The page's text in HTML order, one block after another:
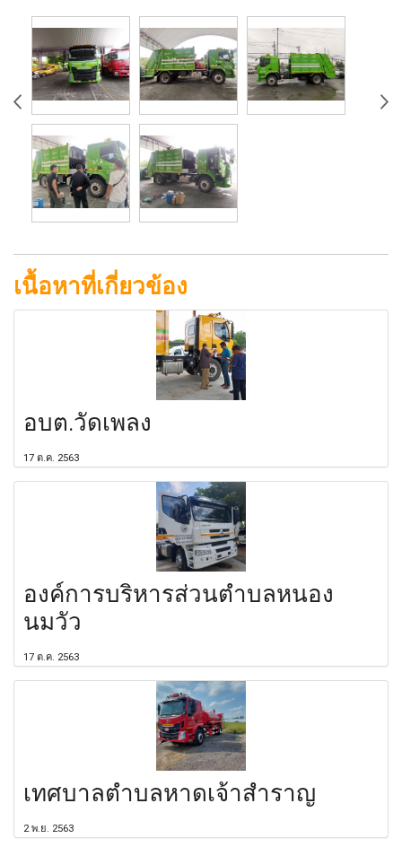
เนื้อหาที่เกี่ยวข้อง
อบต.วัดเพลง
17 ต.ค. 2563
องค์การบริหารส่วนตำบลหนอง
นมวัว
17 ต.ค. 2563
เทศบาลตำบลหาดเจ้าสำราญ
2 พ.ย. 2563